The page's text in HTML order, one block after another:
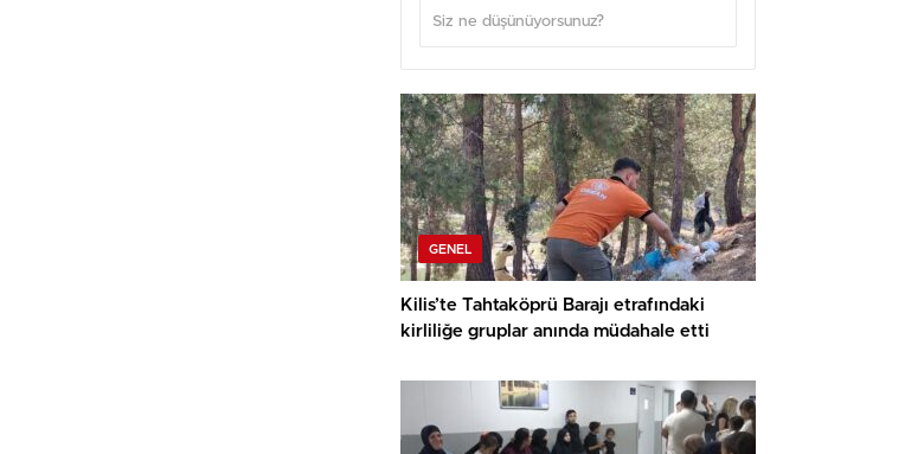
GENEL
Kilis’te Tahtaköprü Barajı etrafındaki
kirliliğe gruplar anında müdahale etti